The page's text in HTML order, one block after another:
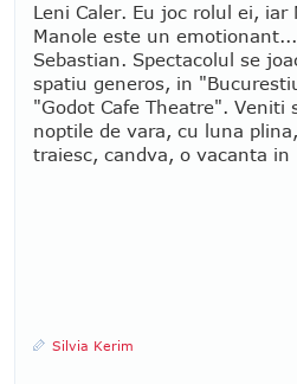
Leni Caler. Eu joc rolul ei, iar
Manole este un
Sebastian. Spectacolul se
spatiu generos, in
"Godot Cafe Theatre". Veniti
noptile de vara, cu luna
traiesc, candva, o vacanta in
Silvia Kerim